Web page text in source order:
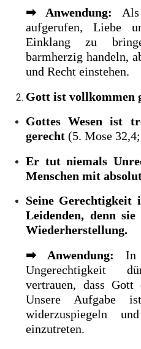
➡ Anwendung:
aufgerufen, Liebe
Einklang zu
barmherzig handeln,
und Recht einstehen.
Gott ist vollkommen
Gottes Wesen ist
gerecht (5. Mose
Er tut niemals
Menschen mit
Seine
Leidenden, denn
Wiederherstellung.
➡ Anwendung: In
Ungerechtigkeit
vertrauen, dass
Unsere Aufgabe
widerzuspiegeln
einzutreten.